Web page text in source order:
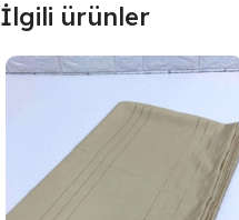
İlgili ürünler